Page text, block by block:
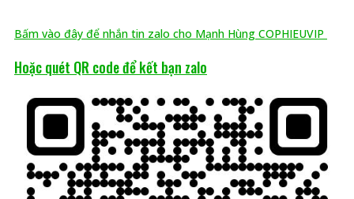
Bấm vào đây để nhắn tin zalo cho Mạnh Hùng COPHIEUVIP
Hoặc quét QR code để kết bạn zalo